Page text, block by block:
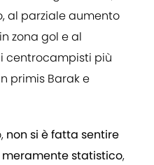
al parziale aumento
zona gol e al
centrocampisti più
primis Barak e
non si è fatta sentire
statistico,